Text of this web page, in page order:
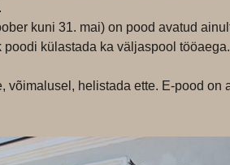
kuni 31. mai) on pood avatud
külastada ka väljaspool
võimalusel, helistada ette. E-pood on